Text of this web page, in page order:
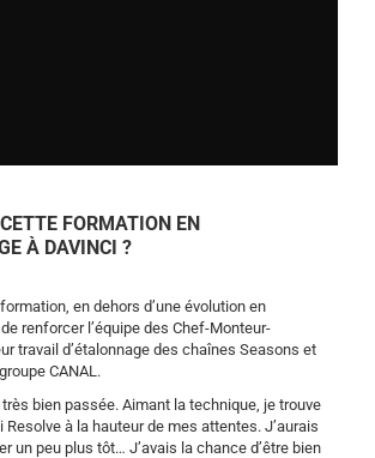
FORMATION EN
À DAVINCI ?
en dehors d’une évolution en
renforcer l’équipe des Chef-Monteur-
travail d’étalonnage des chaînes Seasons et
CANAL.
bien passée. Aimant la technique, je trouve
à la hauteur de mes attentes. J’aurais
un peu plus tôt… J’avais la chance d’être bien